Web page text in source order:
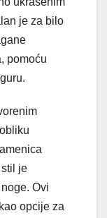
je za bilo
pomoću
je
Ovi
opcije za